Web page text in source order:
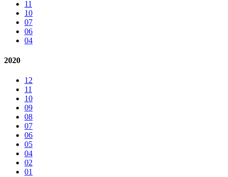
11
10
07
06
04
2020
12
11
10
09
08
07
06
05
04
02
01